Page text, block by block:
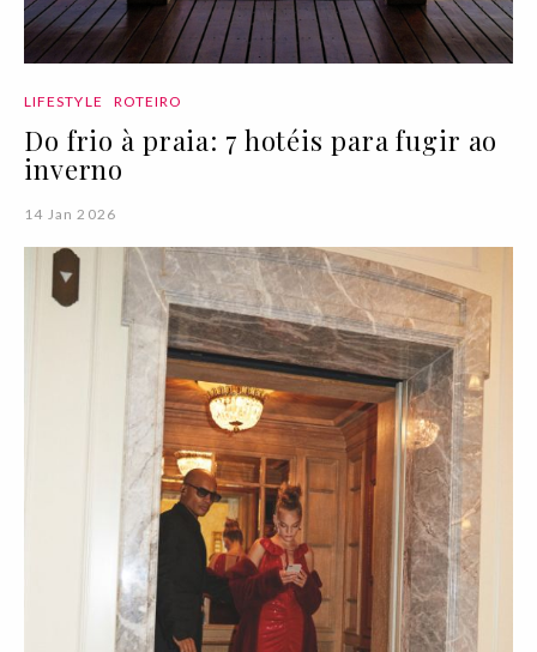
LIFESTYLE ROTEIRO
Do frio à praia: 7 hotéis para fugir ao
inverno
14 Jan 2026